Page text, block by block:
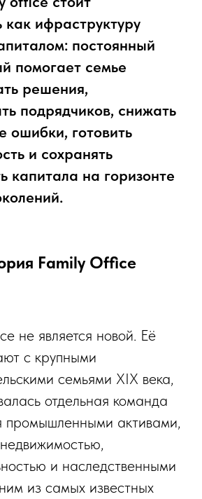
как ифраструктуру
постоянный
помогает семье
решения,
подрядчиков, снижать
ошибки, готовить
и сохранять
капитала на горизонте
Family Office
не является новой. Её
с крупными
семьями XIX века,
отдельная команда
промышленными активами,
и наследственными
из самых известных